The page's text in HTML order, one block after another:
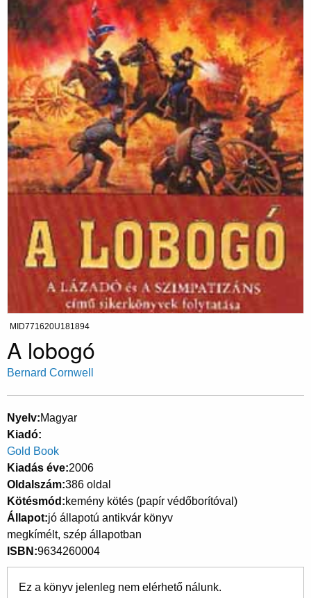
MID771620U181894
A lobogó
Bernard Cornwell
Nyelv Magyar
Kiadó
Gold Book
Kiadás éve 2006
Oldalszám 386 oldal
Kötésmód kemény kötés (papír védőborítóval)
Állapot jó állapotú antikvár könyv
megkímélt, szép állapotban
ISBN 9634260004
Ez a könyv jelenleg nem elérhető nálunk.